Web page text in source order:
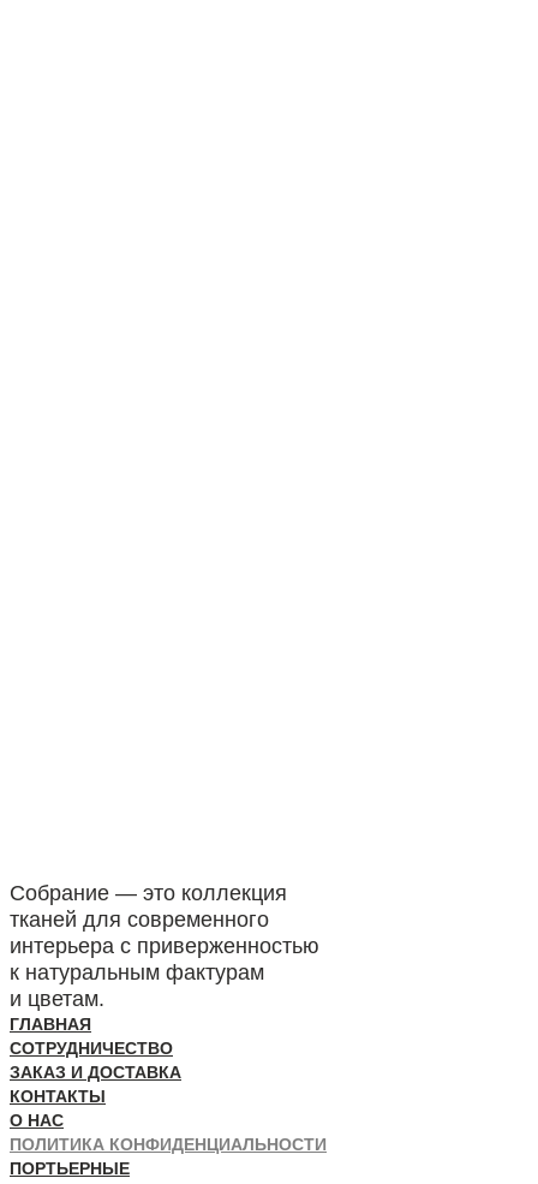
Собрание — это коллекция
тканей для современного
интерьера с приверженностью
к натуральным фактурам
и цветам.
ГЛАВНАЯ
СОТРУДНИЧЕСТВО
ЗАКАЗ И ДОСТАВКА
КОНТАКТЫ
О НАС
ПОЛИТИКА КОНФИДЕНЦИАЛЬНОСТИ
ПОРТЬЕРНЫЕ